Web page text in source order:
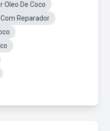
Oleo De Coco
Reparador